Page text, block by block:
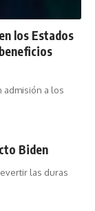
los Estados
admisión a los
Biden
las duras